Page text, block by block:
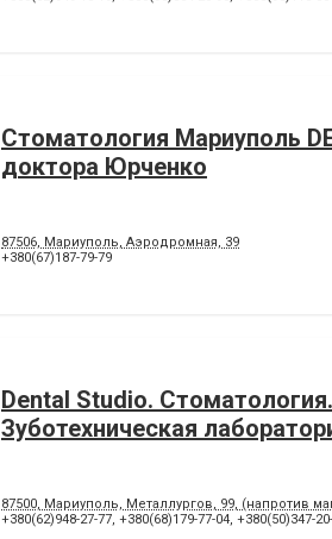
Стоматология Мариуполь
доктора Юрченко
87506, Мариуполь, Аэродромная, 39
+380(67)187-79-79
Dental Studio. Cтоматология.
Зуботехническая
87500, Мариуполь, Металлургов, 99, (напротив
+380(62)948-27-77, +380(68)179-77-04, +380(50)347-